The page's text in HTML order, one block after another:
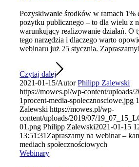
Pozyskiwanie środków w ramach 1%
pożytku publicznego – to dla wielu z
warunkujący realizowanie działań. O
tego narzędzia i dlaczego warto
webinaru już 25 stycznia. Zapraszamy!
Czytaj dalej
2021-01-15/AutorPhilipp Zalewski
https://mowes.pl/wp-content/uploads/
1procent-media-spolecznosciowe.jpg
Zalewski https://mowes.pl/wp-
content/uploads/2019/07/
01.png Philipp Zalewski2021-01-15
13:51:31 Zapraszamy na webinar –
mediach społecznościowych
Webinary